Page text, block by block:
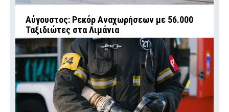
Αύγουστος: Ρεκόρ Αναχωρήσεων με 56.000
Ταξιδιώτες στα Λιμάνια